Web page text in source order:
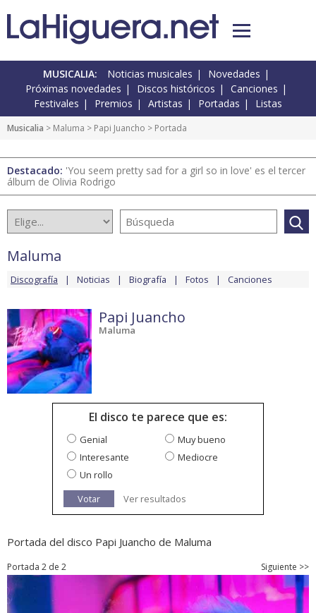
MUSICALIA: Noticias musicales
Novedades
Próximas novedades
Discos históricos
Canciones
Festivales
Premios Artistas Portadas Listas
Musicalia > Maluma > Papi Juancho > Portada
Destacado: 'You seem pretty sad for a girl so in love' es el tercer
álbum de Olivia Rodrigo
Maluma
Discografía Noticias Biografía Fotos Canciones
Papi Juancho
Maluma
El disco te parece que es:
Genial
Muy bueno
Interesante
Mediocre
Un rollo
Votar
Ver resultados
Portada del disco Papi Juancho de Maluma
Portada 2 de 2 Siguiente >>